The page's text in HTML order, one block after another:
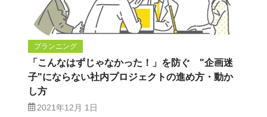
プランニング
「こんなはずじゃなかった！」を防ぐ "企画迷
子"にならない社内プロジェクトの進め方・動か
し方
2021年12月 1日